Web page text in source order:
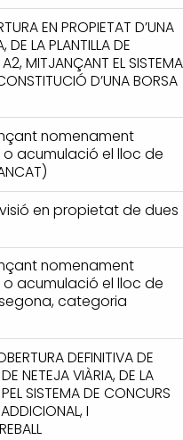
EN PROPIETAT D’UNA
LA PLANTILLA DE
MITJANÇANT EL SISTEMA
D’UNA BORSA
nomenament
acumulació el lloc de
en propietat de dues
nomenament
acumulació el lloc de
categoria
DEFINITIVA DE
NETEJA VIÀRIA, DE LA
SISTEMA DE CONCURS
I